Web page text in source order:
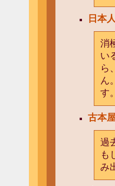
日本
消
い
ら
ん
す
古本
過
も
み